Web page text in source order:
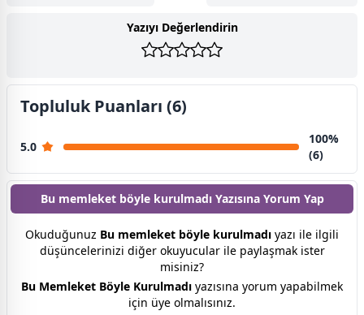
Yazıyı Değerlendirin
Topluluk Puanları (6)
5.0
100%
(6)
Bu memleket böyle kurulmadı Yazısına Yorum Yap
Okuduğunuz Bu memleket böyle kurulmadı yazı ile ilgili
düşüncelerinizi diğer okuyucular ile paylaşmak ister
misiniz?
Bu Memleket Böyle Kurulmadı yazısına yorum yapabilmek
için üye olmalısınız.